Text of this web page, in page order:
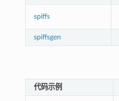
spiffs
spiffsgen
代码示例